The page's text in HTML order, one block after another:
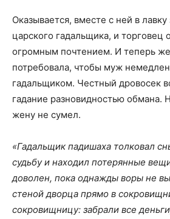
Оказывается, вместе с ней в
царского гадальщика, и торговец
огромным почтением. И теперь
потребовала, чтобы муж
гадальщиком. Честный дровосек
гадание разновидностью обмана.
жену не сумел.
«Гадальщик падишаха толковал
судьбу и находил потерянные
доволен, пока однажды воры не
стеной дворца прямо в
сокровищницу: забрали все